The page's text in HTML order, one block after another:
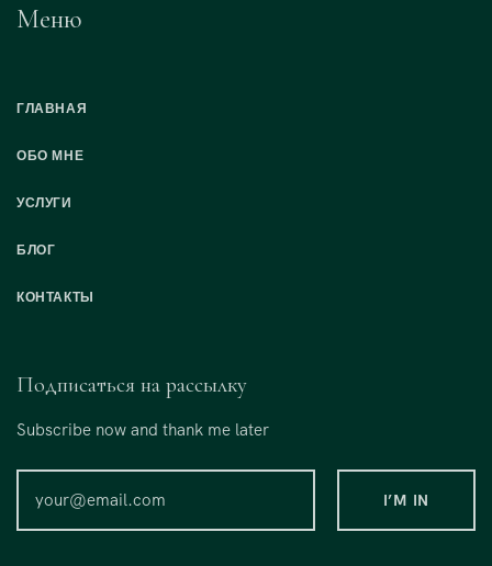
Меню
ГЛАВНАЯ
ОБО МНЕ
УСЛУГИ
БЛОГ
КОНТАКТЫ
Подписаться на рассылку
Subscribe now and thank me later